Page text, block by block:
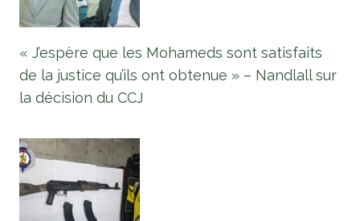
« J’espère que les Mohameds sont satisfaits
de la justice qu’ils ont obtenue » – Nandlall sur
la décision du CCJ